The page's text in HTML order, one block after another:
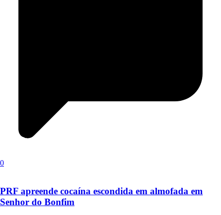
0
PRF apreende cocaína escondida em almofada em
Senhor do Bonfim